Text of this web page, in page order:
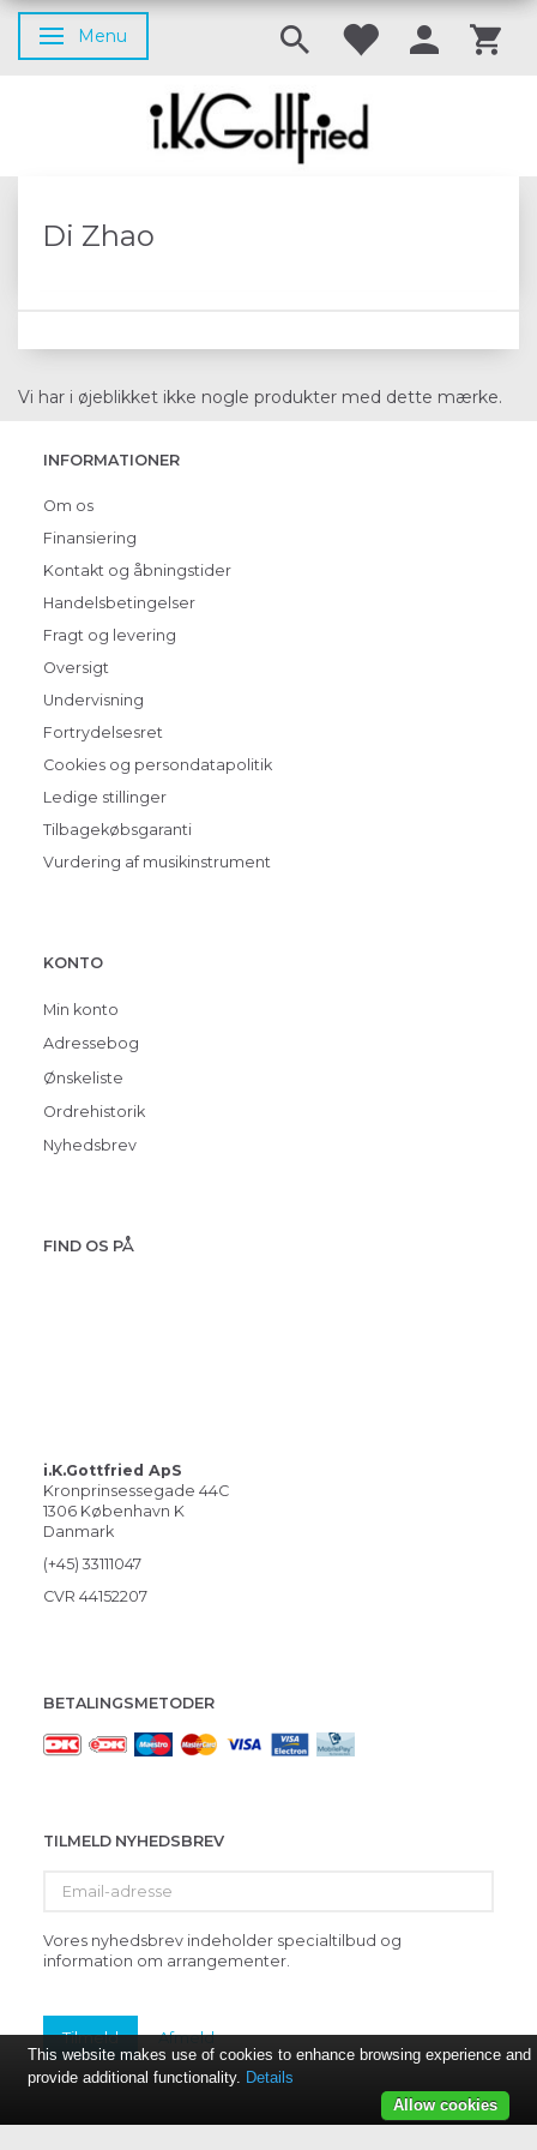
Skifte navigation
Menu
Di Zhao
Vi har i øjeblikket ikke nogle produkter med dette mærke.
INFORMATIONER
Om os
Finansiering
Kontakt og åbningstider
Handelsbetingelser
Fragt og levering
Oversigt
Undervisning
Fortrydelsesret
Cookies og persondatapolitik
Ledige stillinger
Tilbagekøbsgaranti
Vurdering af musikinstrument
KONTO
Min konto
Adressebog
Ønskeliste
Ordrehistorik
Nyhedsbrev
FIND OS PÅ
i.K.Gottfried ApS
Kronprinsessegade 44C
1306 København K
Danmark
(+45) 33111047
CVR 44152207
BETALINGSMETODER
TILMELD NYHEDSBREV
adresse
Vores nyhedsbrev indeholder specialtilbud og
information om arrangementer.
Tilmeld Afmeld
This website makes use of cookies to enhance browsing experience and
provide additional functionality. Details
Allow cookies